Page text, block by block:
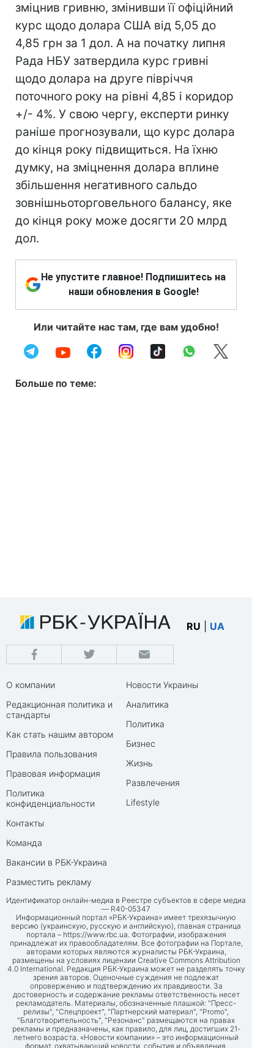
зміцнив гривню, змінивши її офіційний
курс щодо долара США від 5,05 до
4,85 грн за 1 дол. А на початку липня
Рада НБУ затвердила курс гривні
щодо долара на друге півріччя
поточного року на рівні 4,85 і коридор
+/- 4%. У свою чергу, експерти ринку
раніше прогнозували, що курс долара
до кінця року підвищиться. На їхню
думку, на зміцнення долара вплине
збільшення негативного сальдо
зовнішньоторговельного балансу, яке
до кінця року може досягти 20 млрд
дол.
Не упустите главное! Подпишитесь на
наши обновления в Google!
Или читайте нас там, где вам удобно!
Больше по теме:
RU UA
О компании
Редакционная политика и
стандарты
Как стать нашим автором
Правила пользования
Правовая информация
Политика
конфиденциальности
Контакты
Команда
Вакансии в РБК-Украина
Разместить рекламу
Новости Украины
Аналитика
Политика
Бизнес
Жизнь
Развлечения
Lifestyle
Идентификатор онлайн-медиа в Реестре субъектов в сфере медиа
— R40-05347
Информационный портал «РБК-Украина» имеет трехязычную
версию (украинскую, русскую и английскую), главная страница
портала – https://www.rbc.ua. Фотографии, изображения
принадлежат их правообладателям. Все фотографии на Портале,
авторами которых являются журналисты РБК-Украина,
размещены на условиях лицензии Creative Commons Attribution
4.0 International. Редакция РБК-Украина может не разделять точку
зрения авторов. Оценочные суждения не подлежат
опровержению и подтверждению их правдивости. За
достоверность и содержание рекламы ответственность несет
рекламодатель. Материалы, обозначенные плашкой: "Пресс-
релизы", "Спецпроект", "Партнерский материал", "Promo",
"Благотворительность", "Резонанс" размещаются на правах
рекламы и предназначены, как правило, для лиц, достигших 21-
летнего возраста. «Новости компании» – это информационный
формат, охватывающий новости, события и объявления,